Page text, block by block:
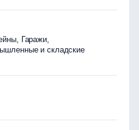
Гаражи,
и складские